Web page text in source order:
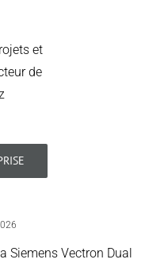
et
de
Siemens Vectron Dual